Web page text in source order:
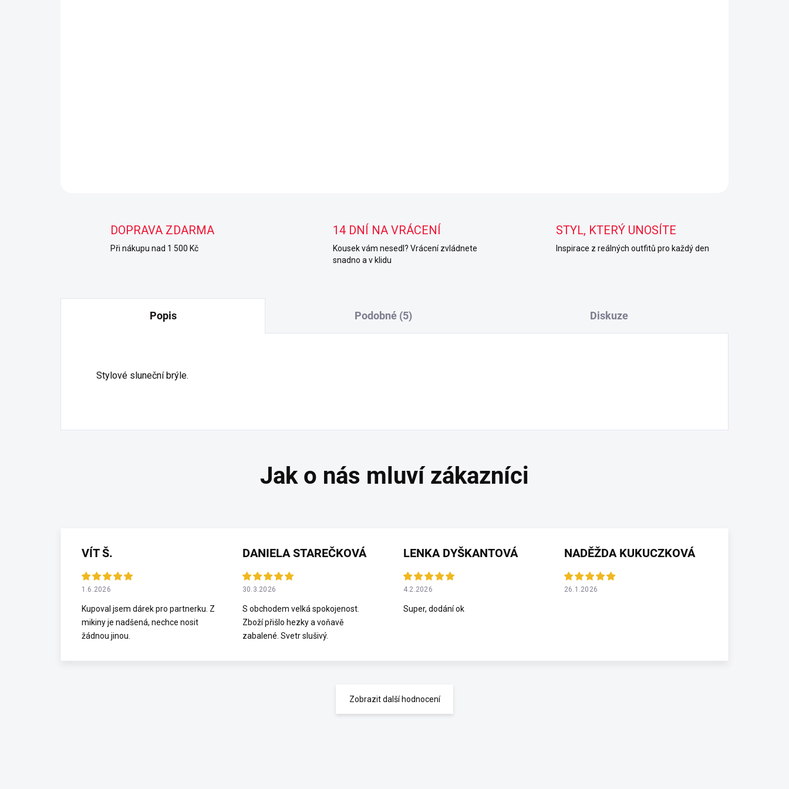
DOPRAVA ZDARMA
Při nákupu nad 1 500 Kč
14 DNÍ NA VRÁCENÍ
Kousek vám nesedl? Vrácení zvládnete
snadno a v klidu
STYL, KTERÝ UNOSÍTE
Inspirace z reálných outfitů pro každý den
Popis Podobné (5) Diskuze
Stylové sluneční brýle.
VÍT Š.
1.6.2026
Kupoval jsem dárek pro partnerku. Z
mikiny je nadšená, nechce nosit
žádnou jinou.
DANIELA STAREČKOVÁ
30.3.2026
S obchodem velká spokojenost.
Zboží přišlo hezky a voňavě
zabalené. Svetr slušivý.
LENKA DYŠKANTOVÁ
4.2.2026
Super, dodání ok
NADĚŽDA KUKUCZKOVÁ
26.1.2026
Zobrazit další hodnocení